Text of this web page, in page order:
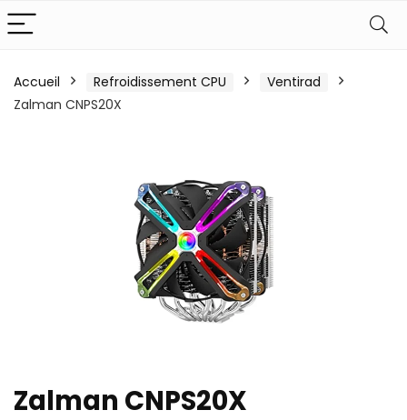
Accueil Refroidissement CPU
Ventirad
Zalman CNPS20X
Zalman CNPS20X